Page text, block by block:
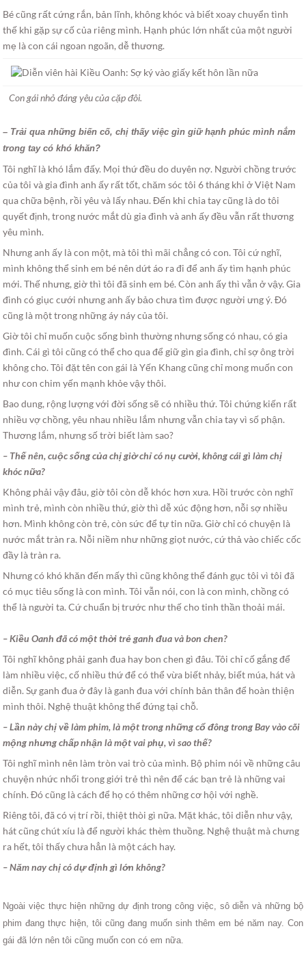
Bé cũng rất cứng rắn, bản lĩnh, không khóc và biết xoay chuyển tình
thế khi gặp sự cố của riêng mình. Hạnh phúc lớn nhất của một người
mẹ là con cái ngoan ngoãn, dễ thương.
Con gái nhỏ đáng yêu của cặp đôi.
– Trải qua những biến cố, chị thấy việc gìn giữ hạnh phúc mình nắm
trong tay có khó khăn?
Tôi nghĩ là khó lắm đấy. Mọi thứ đều do duyên nợ. Người chồng trước
của tôi và gia đình anh ấy rất tốt, chăm sóc tôi 6 tháng khi ở Việt Nam
qua chữa bệnh, rồi yêu và lấy nhau. Đến khi chia tay cũng là do tôi
quyết định, trong nước mắt dù gia đình và anh ấy đều vẫn rất thương
yêu mình.
Nhưng anh ấy là con một, mà tôi thì mãi chẳng có con. Tôi cứ nghĩ,
mình không thể sinh em bé nên dứt áo ra đi để anh ấy tìm hạnh phúc
mới. Thế nhưng, giờ thì tôi đã sinh em bé. Còn anh ấy thì vẫn ở vậy. Gia
đình có giục cưới nhưng anh ấy bảo chưa tìm được người ưng ý. Đó
cũng là một trong những áy náy của tôi.
Giờ tôi chỉ muốn cuộc sống bình thường nhưng sống có nhau, có gia
đình. Cái gì tôi cũng có thể cho qua để giữ gìn gia đình, chỉ sợ ông trời
không cho. Tôi đặt tên con gái là Yến Khang cũng chỉ mong muốn con
như con chim yến mạnh khỏe vậy thôi.
Bao dung, rộng lượng với đời sống sẽ có nhiều thứ. Tôi chứng kiến rất
nhiều vợ chồng, yêu nhau nhiều lắm nhưng vẫn chia tay vì số phận.
Thương lắm, nhưng số trời biết làm sao?
– Thế nên, cuộc sống của chị giờ chỉ có nụ cười, không cái gì làm chị
khóc nữa?
Không phải vậy đâu, giờ tôi còn dễ khóc hơn xưa. Hồi trước còn nghĩ
mình trẻ, mình còn nhiều thứ, giờ thì dễ xúc động hơn, nỗi sợ nhiều
hơn. Mình không còn trẻ, còn sức để tự tin nữa. Giờ chỉ có chuyện là
nước mắt tràn ra. Nỗi niềm như những giọt nước, cứ thả vào chiếc cốc
đầy là tràn ra.
Nhưng có khó khăn đến mấy thì cũng không thể đánh gục tôi vì tôi đã
có mục tiêu sống là con mình. Tôi vẫn nói, con là con mình, chồng có
thể là người ta. Cứ chuẩn bị trước như thế cho tinh thần thoải mái.
– Kiều Oanh đã có một thời trẻ ganh đua và bon chen?
Tôi nghĩ không phải ganh đua hay bon chen gì đâu. Tôi chỉ cố gắng để
làm nhiều việc, cố nhiều thứ để có thể vừa biết nhảy, biết múa, hát và
diễn. Sự ganh đua ở đây là ganh đua với chính bản thân để hoàn thiện
mình thôi. Nghệ thuật không thể đứng tại chỗ.
– Lần này chị về làm phim, là một trong những cổ đông trong Bay vào cõi
mộng nhưng chấp nhận là một vai phụ, vì sao thế?
Tôi nghĩ mình nên làm tròn vai trò của mình. Bộ phim nói về những câu
chuyện nhức nhối trong giới trẻ thì nên để các bạn trẻ là những vai
chính. Đó cũng là cách để họ có thêm những cơ hội với nghề.
Riêng tôi, đã có vị trí rồi, thiệt thòi gì nữa. Mặt khác, tôi diễn như vậy,
hát cũng chút xíu là để người khác thèm thuồng. Nghệ thuật mà chưng
ra hết, tôi thấy chưa hẳn là một cách hay.
– Năm nay chị có dự định gì lớn không?
Ngoài việc thực hiện những dự định trong công việc, sô diễn và những bộ
phim đang thực hiện, tôi cũng đang muốn sinh thêm em bé năm nay. Con
gái đã lớn nên tôi cũng muốn con có em nữa.